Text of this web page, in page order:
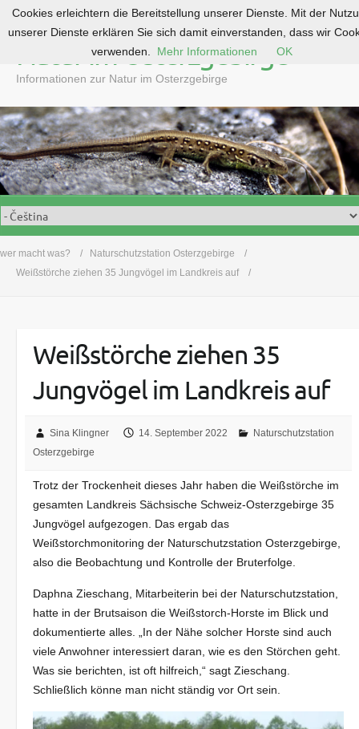
o
c
o
n
t
e
n
Natur im Osterzgebirge
Informationen zur Natur im Osterzgebirge
wer macht was?
Naturschutzstation Osterzgebirge
Weißstörche ziehen 35 Jungvögel im Landkreis auf
Weißstörche ziehen 35
Jungvögel im Landkreis auf
Sina Klingner 14. September 2022
Naturschutzstation
Osterzgebirge
Trotz der Trockenheit dieses Jahr haben die Weißstörche im
gesamten Landkreis Sächsische Schweiz-Osterzgebirge 35
Jungvögel aufgezogen. Das ergab das
Weißstorchmonitoring der Naturschutzstation Osterzgebirge,
also die Beobachtung und Kontrolle der Bruterfolge.
Daphna Zieschang, Mitarbeiterin bei der Naturschutzstation,
hatte in der Brutsaison die Weißstorch-Horste im Blick und
dokumentierte alles. „In der Nähe solcher Horste sind auch
viele Anwohner interessiert daran, wie es den Störchen geht.
Was sie berichten, ist oft hilfreich,“ sagt Zieschang.
Schließlich könne man nicht ständig vor Ort sein.
Cookies erleichtern die Bereitstellung unserer Dienste. Mit der
unserer Dienste erklären Sie sich damit einverstanden, dass wir
verwenden.
Mehr Informationen OK